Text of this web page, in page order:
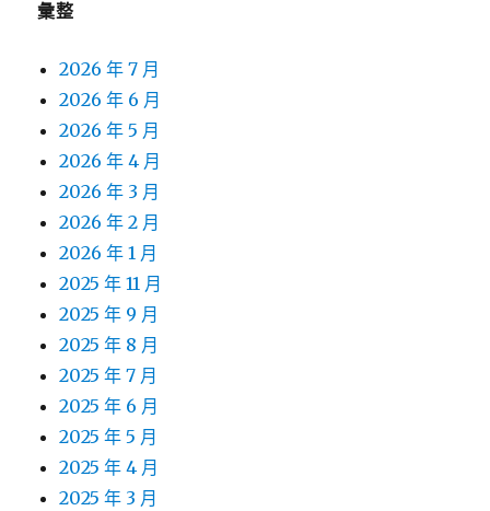
彙整
2026 年 7 月
2026 年 6 月
2026 年 5 月
2026 年 4 月
2026 年 3 月
2026 年 2 月
2026 年 1 月
2025 年 11 月
2025 年 9 月
2025 年 8 月
2025 年 7 月
2025 年 6 月
2025 年 5 月
2025 年 4 月
2025 年 3 月